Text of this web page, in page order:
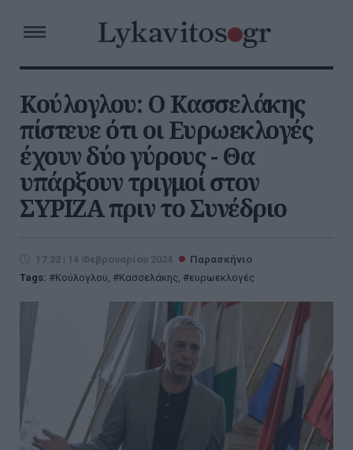
Κούλογλου: Ο Κασσελάκης
πίστευε ότι οι Eυρωεκλογές
έχουν δύο γύρους - Θα
υπάρξουν τριγμοί στον
ΣΥΡΙΖΑ πριν το Συνέδριο
17:32 | 14 Φεβρουαρίου 2024
Παρασκήνιο
Tags:
Κούλογλου, Κασσελάκης, ευρωεκλογές